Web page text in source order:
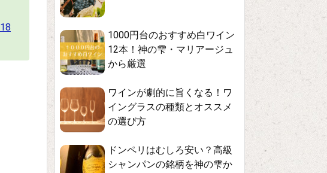
18
1000円台のおすすめ白ワイン
12本！神の雫・マリアージュ
から厳選
ワインが劇的に旨くなる！ワ
イングラスの種類とオススメ
の選び方
ドンペリはむしろ安い？高級
シャンパンの銘柄を神の雫か